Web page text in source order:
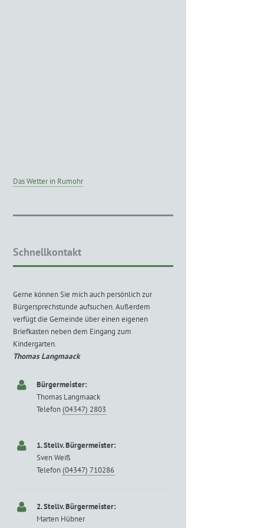
Das Wetter in Rumohr
Schnellkontakt
Gerne können Sie mich auch persönlich zur
Bürgersprechstunde aufsuchen. Außerdem
verfügt die Gemeinde über einen eigenen
Briefkasten neben dem Eingang zum
Kindergarten.
Thomas Langmaack
Bürgermeister:
Thomas Langmaack
Telefon(04347) 2803
1. Stellv. Bürgermeister:
Sven Weiß
Telefon(04347) 710286
2. Stellv. Bürgermeister:
Marten Hübner